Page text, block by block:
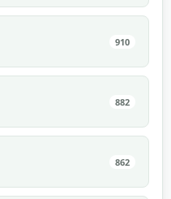
910
882
862